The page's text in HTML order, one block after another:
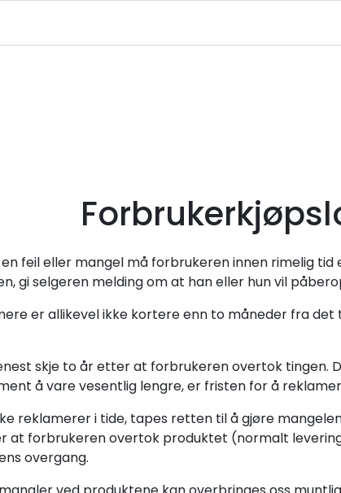
feil eller mangel må forbrukeren innen rimelig
gi selgeren melding om at han eller hun vil
er allikevel ikke kortere enn to måneder fra
skje to år etter at forbrukeren overtok
å vare vesentlig lengre, er fristen for å
reklamerer i tide, tapes retten til å gjøre
at forbrukeren overtok produktet (normalt
overgang.